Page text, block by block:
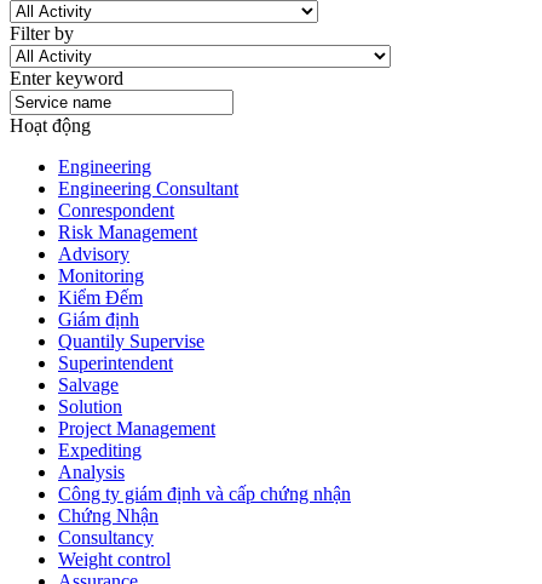
Filter by
Enter keyword
Hoạt động
Engineering
Engineering Consultant
Conrespondent
Risk Management
Advisory
Monitoring
Kiểm Đếm
Giám định
Quantily Supervise
Superintendent
Salvage
Solution
Project Management
Expediting
Analysis
Công ty giám định và cấp chứng nhận
Chứng Nhận
Consultancy
Weight control